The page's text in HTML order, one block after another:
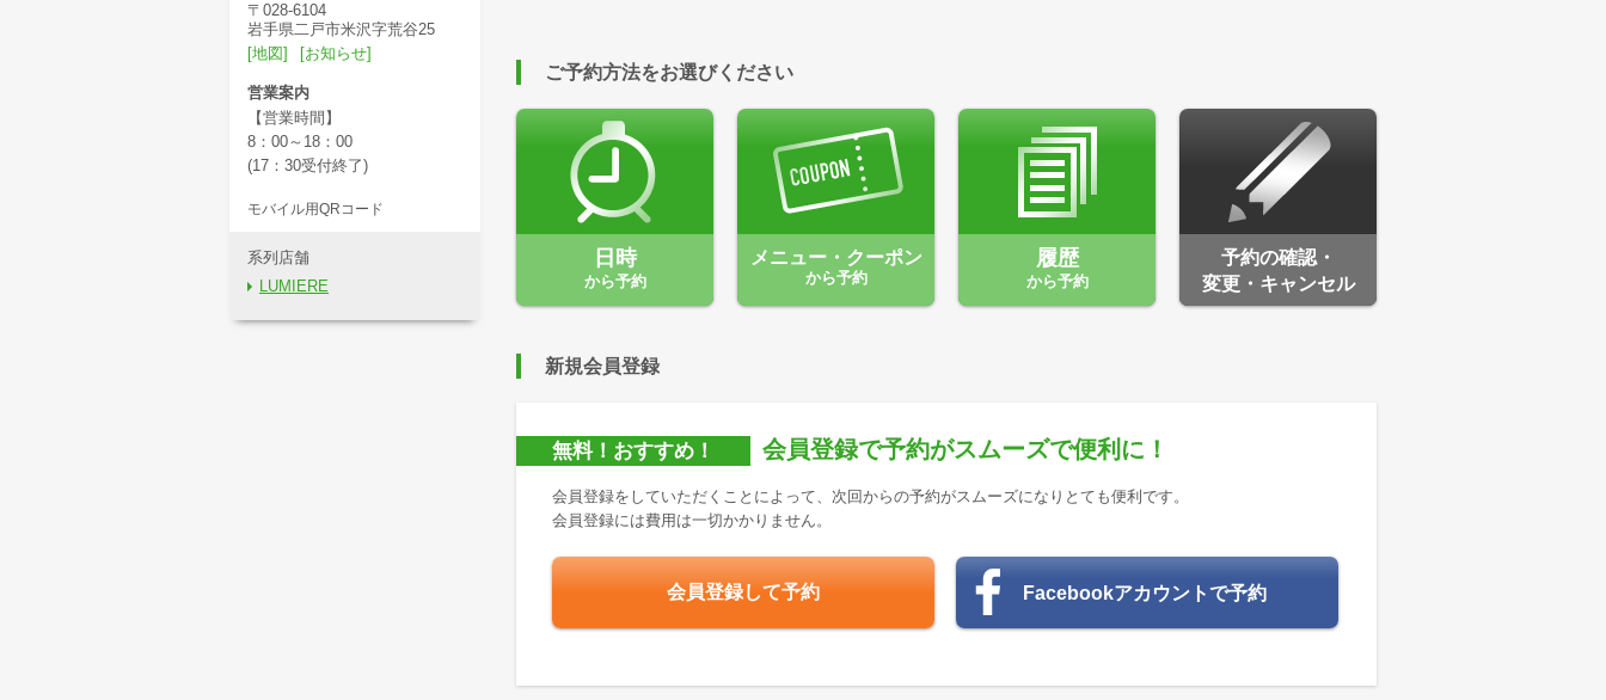
また、帰省等、感染地域からの来店のお客様へ
どの 症状がないことを確認の上、予約のほどをお願いいたします。
すべてのお客様により快適な環境でお過ごしいただくために、
スタッフからご協力をお願いすることもあると思
いますが、何卒ご理解とご協力のほどをお願い申し上げます。
ご予約方法をお選びください
日時
から予約
メニュー・クーポン
から予約
履歴
から予約
予約の確認・
変更・キャンセル
新規会員登録
無料！おすすめ！ 会員登録で予約がスムーズで便利に！
会員登録をしていただくことによって、次回からの予約がスムーズになりとても便利です。
会員登録には費用は一切かかりません。
会員登録して予約 Facebookアカウントで予約
〒028-6104
岩手県二戸市米沢字荒谷25
[地図]
[お知らせ]
営業案内
【営業時間】
8：00～18：00
(17：30受付終了)
モバイル用QRコード
系列店舗
LUMIERE